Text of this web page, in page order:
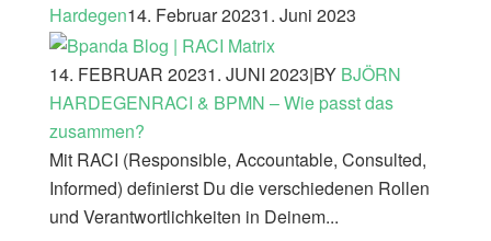
Hardegen14. Februar 20231. Juni 2023
14. FEBRUAR 20231. JUNI 2023|BY BJÖRN
HARDEGENRACI & BPMN – Wie passt das
zusammen?
Mit RACI (Responsible, Accountable, Consulted,
Informed) definierst Du die verschiedenen Rollen
und Verantwortlichkeiten in Deinem...